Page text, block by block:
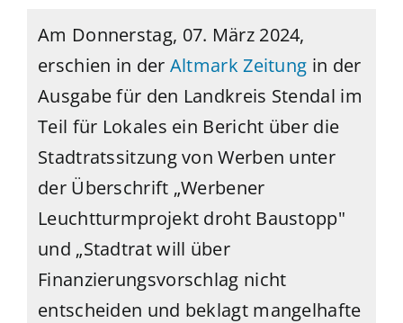
Am Donnerstag, 07. März 2024,
erschien in der Altmark Zeitung in der
Ausgabe für den Landkreis Stendal im
Teil für Lokales ein Bericht über die
Stadtratssitzung von Werben unter
der Überschrift „Werbener
Leuchtturmprojekt droht Baustopp"
und „Stadtrat will über
Finanzierungsvorschlag nicht
entscheiden und beklagt mangelhafte